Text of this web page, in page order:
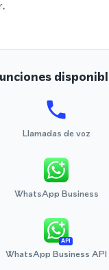
Llamadas de voz
WhatsApp Business
API
WhatsApp Business API